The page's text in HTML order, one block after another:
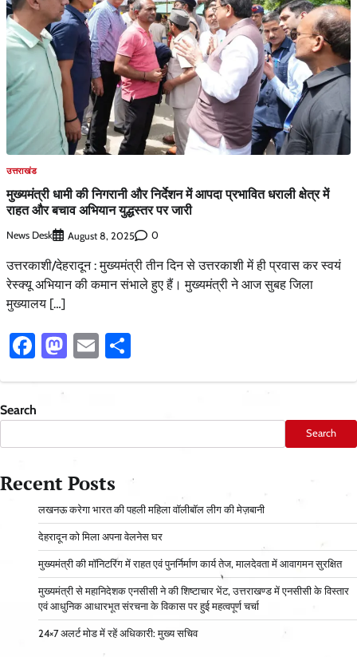
उत्तराखंड
मुख्यमंत्री धामी की निगरानी और निर्देशन में आपदा प्रभावित धराली क्षेत्र में
राहत और बचाव अभियान युद्धस्तर पर जारी
News Desk August 8, 2025 0
उत्तरकाशी/देहरादून : मुख्यमंत्री तीन दिन से उत्तरकाशी में ही प्रवास कर स्वयं
रेस्क्यू अभियान की कमान संभाले हुए हैं। मुख्यमंत्री ने आज सुबह जिला
मुख्यालय […]
Facebook
Mastodon
Email
Search
Search
Recent Posts
लखनऊ करेगा भारत की पहली महिला वॉलीबॉल लीग की मेज़बानी
देहरादून को मिला अपना वेलनेस घर
मुख्यमंत्री की मॉनिटरिंग में राहत एवं पुनर्निर्माण कार्य तेज, मालदेवता में आवागमन सुरक्षित
मुख्यमंत्री से महानिदेशक एनसीसी ने की शिष्टाचार भेंट, उत्तराखण्ड में एनसीसी के विस्तार
एवं आधुनिक आधारभूत संरचना के विकास पर हुई महत्वपूर्ण चर्चा
24×7 अलर्ट मोड में रहें अधिकारी: मुख्य सचिव